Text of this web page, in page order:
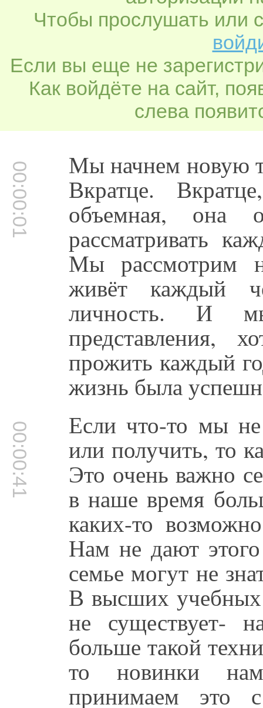
Чтобы прослушать или
Если вы еще не
Как войдёте на сайт,
слева
00:00:01 Мы начнем новую
Вкратце.
объемная, она
рассматривать
Мы рассмотрим
живёт каждый
личность. И
прожить каждый
жизнь была
00:00:41 Если что-то мы не
или получить, то
Это очень важно
в наше время
каких-то
Нам не дают
семье могут не
В высших учебных
не существует-
больше такой
то новинки
принимаем это